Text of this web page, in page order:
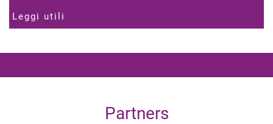
Leggi utili
Partners